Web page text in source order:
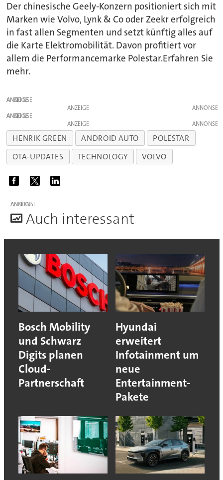
Der chinesische Geely-Konzern positioniert sich mit
Marken wie Volvo, Lynk & Co oder Zeekr erfolgreich
in fast allen Segmenten und setzt künftig alles auf
die Karte Elektromobilität. Davon profitiert vor
allem die Performancemarke Polestar.Erfahren Sie
mehr.
ANZEIGE
ANZEIGE
ANZEIGE
ANZEIGE
HENRIK GREEN ANDROID AUTO
POLESTAR
OTA-UPDATES
TECHNOLOGY VOLVO
ANZEIGE
Auch interessant
Bosch Mobility
und Schwarz
Digits planen
Cloud-
Partnerschaft
Hyundai
erweitert
Infotainment um
neue
Entertainment-
Pakete